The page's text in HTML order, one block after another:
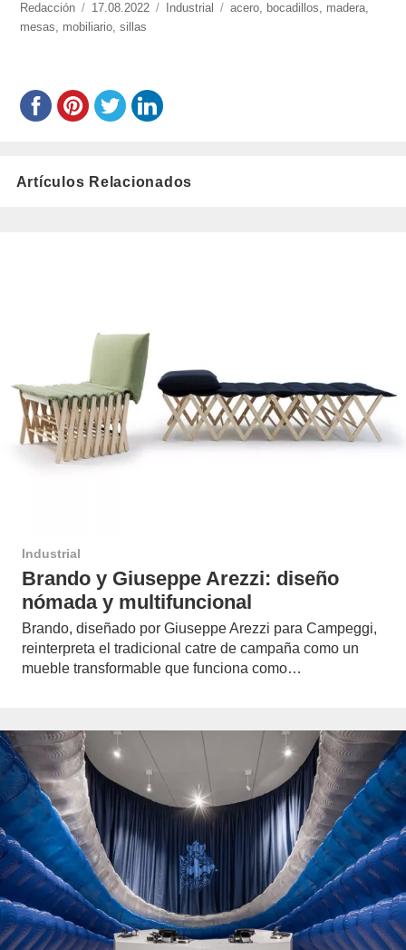
https://www.experimenta.es/author/redaccion/
Redacción
Publicado
el
17.08.2022 Categorías
Industrial Etiquetas
acero, bocadillos, madera,
mesas, mobiliario,sillas
Artículos Relacionados
Industrial
Brando y Giuseppe Arezzi: diseño
nómada y multifuncional
Brando, diseñado por Giuseppe Arezzi para Campeggi,
reinterpreta el tradicional catre de campaña como un
mueble transformable que funciona como…